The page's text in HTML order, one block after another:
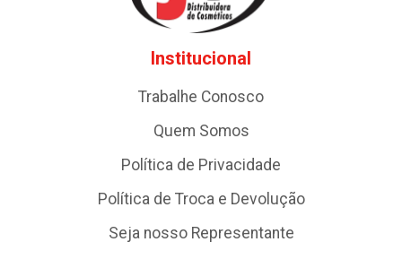
Institucional
Trabalhe Conosco
Quem Somos
Política de Privacidade
Política de Troca e Devolução
Seja nosso Representante